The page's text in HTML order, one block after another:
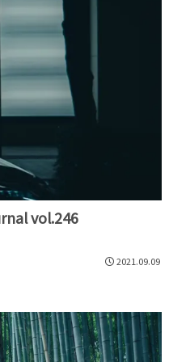
プ | Photo Journal vol.246
2021.09.09